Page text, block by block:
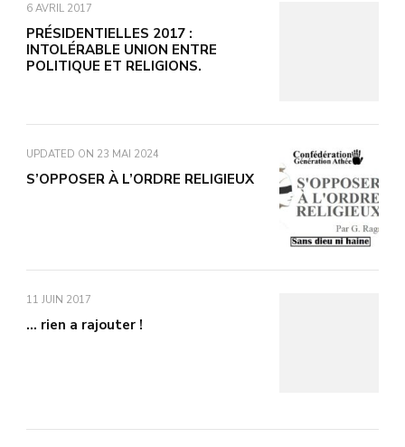
6 AVRIL 2017
PRÉSIDENTIELLES 2017 :
INTOLÉRABLE UNION ENTRE
POLITIQUE ET RELIGIONS.
UPDATED ON 23 MAI 2024
S’OPPOSER À L’ORDRE RELIGIEUX
11 JUIN 2017
… rien a rajouter !